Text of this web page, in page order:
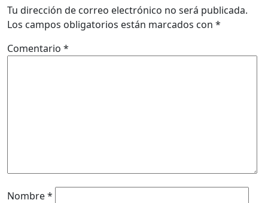
Tu dirección de correo electrónico no será publicada.
Los campos obligatorios están marcados con *
Comentario *
Nombre*